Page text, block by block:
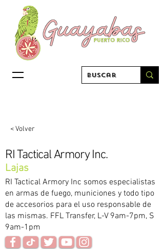
< Volver
RI Tactical Armory Inc.
Lajas
RI Tactical Armory Inc somos especialistas
en armas de fuego, municiones y todo tipo
de accesorios para el uso responsable de
las mismas. FFL Transfer, L-V 9am-7pm, S
9am-1pm